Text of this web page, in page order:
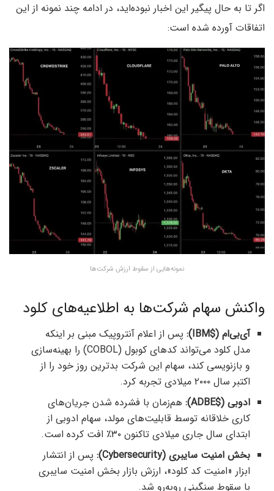
اگر تا به حال پیگیر این اخبار نبوده‌اید، در ادامه چند نمونه از این
اتفاقات آورده شده است:
نمونه‌هایی از سقوط ارزش شرکت‌ها
واکنش سهام شرکت‌ها به اطلاعیه‌های کلود
آی‌بی‌ام ($IBM):
پس از اعلام آنتروپیک مبنی بر اینکه
مدل کلود می‌تواند کدهای کوبول (COBOL) را بهینه‌سازی
و بازنویسی کند، سهام این شرکت بدترین روز خود را از
اکتبر سال ۲۰۰۰ میلادی تجربه کرد.
ادوبی ($ADBE):
هم‌زمان با فشرده شدن جریان‌های
کاری خلاقانه توسط قابلیت‌های مولد، سهام ادوبی از
ابتدای سال جاری میلادی تاکنون ۳۰٪ افت کرده است.
بخش امنیت سایبری (Cybersecurity):
پس از انتشار
ابزار «امنیت کد کلود»، ارزش بازار بخش امنیت سایبری
با سقوط سنگینی روبه‌رو شد.